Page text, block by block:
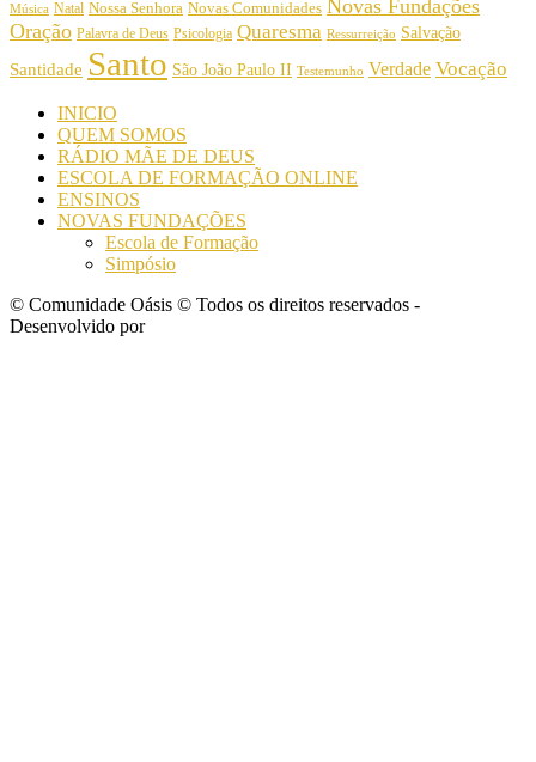
Música Natal Nossa Senhora Novas Comunidades Novas Fundações
Oração Palavra de Deus Psicologia Quaresma Ressurreição Salvação
Santidade Santo São João Paulo II Testemunho Verdade Vocação
INICIO
QUEM SOMOS
RÁDIO MÃE DE DEUS
ESCOLA DE FORMAÇÃO ONLINE
ENSINOS
NOVAS FUNDAÇÕES
Escola de Formação
Simpósio
© Comunidade Oásis © Todos os direitos reservados -
Desenvolvido por